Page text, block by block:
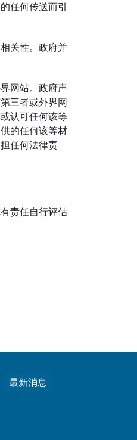
任何传送而引
关性。政府并
网站。政府声
三者或外界网
认可任何该等
的任何该等材
任何法律责
责任自行评估
最新消息